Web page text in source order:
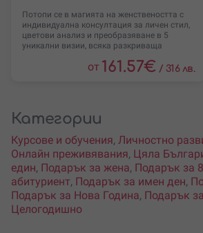
Потопи се в магията на женствеността с
индивидуална консултация за личен стил,
цветови анализ и преобразяване в 5
уникални визии, всяка разкриваща
от 161.57€ / 316 лв.
Категории
Курсове и обучения, Личностно
Онлайн преживявания, Цяла
един, Подарък за жена, Подарък за
абитуриент, Подарък за имен ден,
Подарък за Нова Година, Подарък
Целогодишно